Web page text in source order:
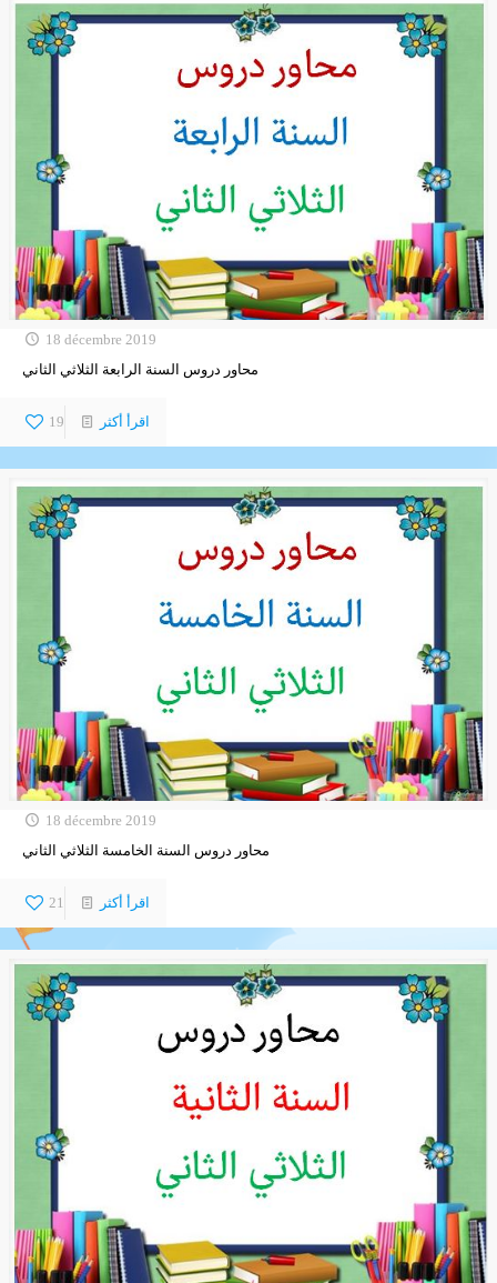
18 décembre 2019
محاور دروس السنة الرابعة الثلاثي الثاني
19 اقرأ أكثر
18 décembre 2019
محاور دروس السنة الخامسة الثلاثي الثاني
21 اقرأ أكثر